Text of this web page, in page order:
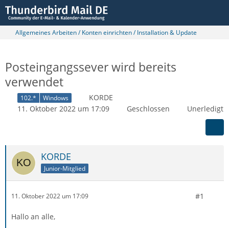
Allgemeines Arbeiten / Konten einrichten / Installation & Update
Posteingangssever wird bereits
verwendet
102.* Windows
KORDE
11. Oktober 2022 um 17:09
Geschlossen Unerledigt
KORDE
Junior-Mitglied
11. Oktober 2022 um 17:09 #1
Hallo an alle,